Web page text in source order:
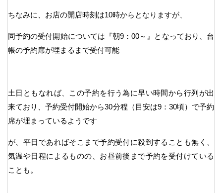
ちなみに、お店の開店時刻は10時からとなりますが、
同予約の受付開始については『朝9：00～』となっており、台
帳の予約席が埋まるまで受付可能
土日ともなれば、この予約を行う為に早い時間から行列が出
来ており、予約受付開始から30分程（目安は9：30頃）で予約
席が埋まっているようです
が、平日であればそこまで予約受付に殺到することも無く、
気温や日程によるものの、お昼前後まで予約を受付けている
ことも。